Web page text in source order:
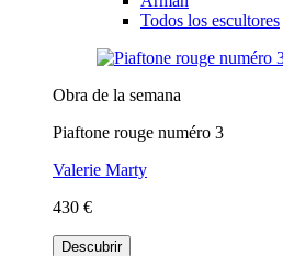
Todos los escultores
Obra de la semana
Piaftone rouge numéro 3
Valerie Marty
430 €
Descubrir